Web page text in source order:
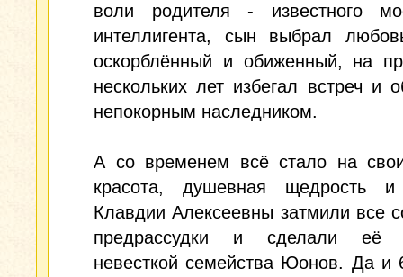
воли родителя - известного
интеллигента, сын выбрал
оскорблённый и обиженный, на
нескольких лет избегал встреч и
непокорным наследником.
А со временем всё стало на
красота, душевная щедрость и
Клавдии Алексеевны затмили все
предрассудки и сделали её
невесткой семейства Юонов. Да и